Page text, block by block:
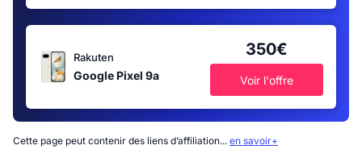
Rakuten
Google Pixel 9a
350€
Voir l'offre
Cette page peut contenir des liens d’affiliation... en savoir+